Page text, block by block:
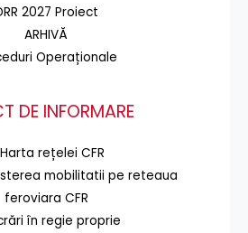
2027 Proiect
ARHIVĂ
Operaționale
DE INFORMARE
rețelei CFR
mobilitatii pe reteaua
feroviara CFR
în regie proprie